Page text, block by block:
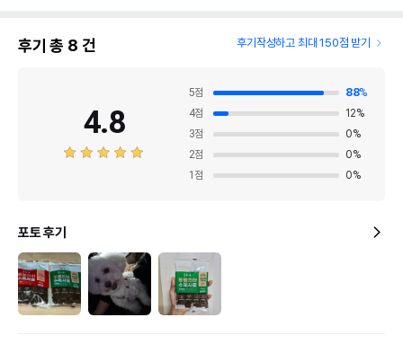
후기 총 8 건 후기작성하고 최대 150점 받기
4.8
5점 88%
4점 12%
3점 0%
2점 0%
1 점 0%
포토 후기